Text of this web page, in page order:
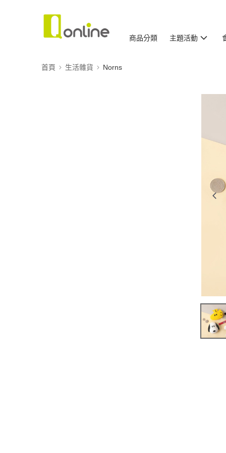
商品分類 主題活動
首頁 生活雜貨 Norns